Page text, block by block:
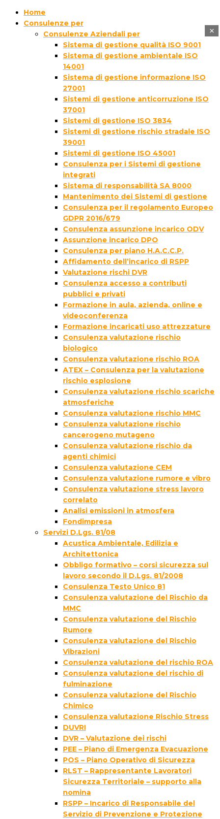
Home
Consulenze per
Consulenze Aziendali per
Sistema di gestione qualità ISO 9001
Sistema di gestione ambientale ISO
14001
Sistema di gestione informazione ISO
27001
Sistemi di gestione anticorruzione ISO
37001
Sistemi di gestione ISO 3834
Sistemi di gestione rischio stradale ISO
39001
Sistemi di gestione ISO 45001
Consulenza per i Sistemi di gestione
integrati
Sistema di responsabilità SA 8000
Mantenimento dei Sistemi di gestione
Consulenza per il regolamento Europeo
GDPR 2016/679
Consulenza assunzione incarico ODV
Assunzione incarico DPO
Consulenza per piano H.A.C.C.P.
Affidamento dell’incarico di RSPP
Valutazione rischi DVR
Consulenza accesso a contributi
pubblici e privati
Formazione in aula, azienda, online e
videoconferenza
Formazione incaricati uso attrezzature
Consulenza valutazione rischio
biologico
Consulenza valutazione rischio ROA
ATEX – Consulenza per la valutazione
rischio esplosione
Consulenza valutazione rischio scariche
atmosferiche
Consulenza valutazione rischio MMC
Consulenza valutazione rischio
cancerogeno mutageno
Consulenza valutazione rischio da
agenti chimici
Consulenza valutazione CEM
Consulenza valutazione rumore e vibro
Consulenza valutazione stress lavoro
correlato
Analisi emissioni in atmosfera
Fondimpresa
Servizi D.Lgs. 81/08
Acustica Ambientale, Edilizia e
Architettonica
Obbligo formativo – corsi sicurezza sul
lavoro secondo il D.Lgs. 81/2008
Consulenza Testo Unico 81
Consulenza valutazione del Rischio da
MMC
Consulenza valutazione del Rischio
Rumore
Consulenza valutazione del Rischio
Vibrazioni
Consulenza valutazione del rischio ROA
Consulenza valutazione del rischio di
fulminazione
Consulenza valutazione del Rischio
Chimico
Consulenza valutazione Rischio Stress
DUVRI
DVR – Valutazione dei rischi
PEE – Piano di Emergenza Evacuazione
POS – Piano Operativo di Sicurezza
RLST – Rappresentante Lavoratori
Sicurezza Territoriale – supporto alla
nomina
RSPP – Incarico di Responsabile del
Servizio di Prevenzione e Protezione
×